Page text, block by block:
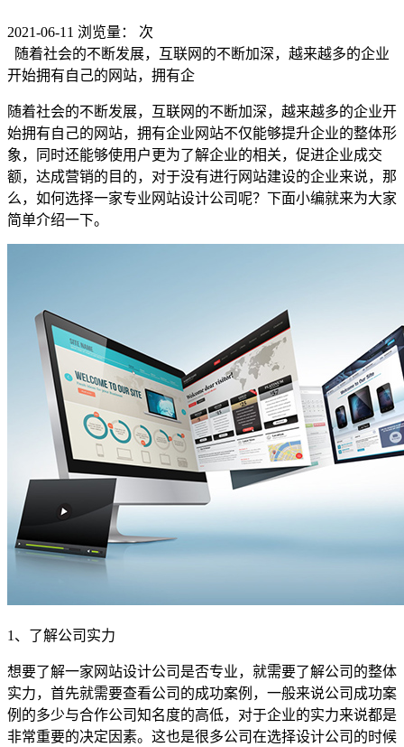
2021-06-11 浏览量：
次
随着社会的不断发展，互联网的不断加深，越来越多的企业
开始拥有自己的网站，拥有企
随着社会的不断发展，互联网的不断加深，越来越多的企业开
始拥有自己的网站，拥有企业网站不仅能够提升企业的整体形
象，同时还能够使用户更为了解企业的相关，促进企业成交
额，达成营销的目的，对于没有进行网站建设的企业来说，那
么，如何选择一家专业网站设计公司呢？下面小编就来为大家
简单介绍一下。
1、了解公司实力
想要了解一家网站设计公司是否专业，就需要了解公司的整体
实力，首先就需要查看公司的成功案例，一般来说公司成功案
例的多少与合作公司知名度的高低，对于企业的实力来说都是
非常重要的决定因素。这也是很多公司在选择设计公司的时候